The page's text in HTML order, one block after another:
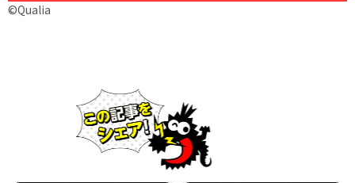
©Qualia